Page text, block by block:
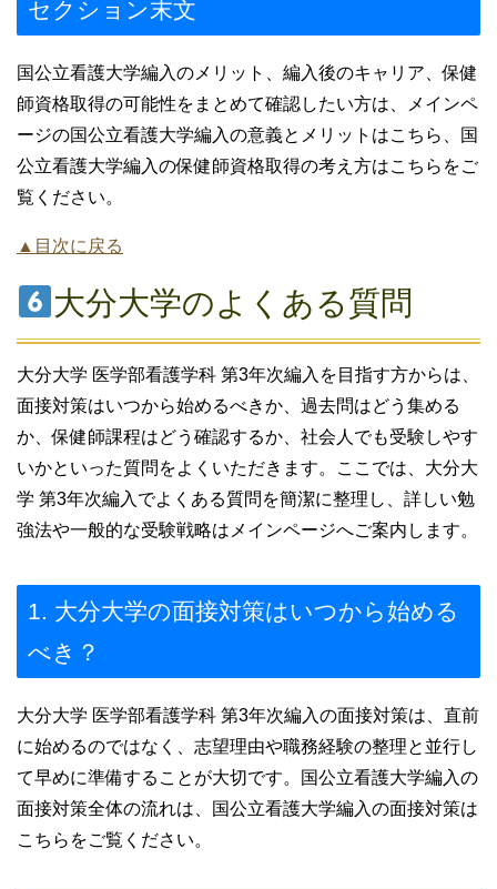
セクション末文
国公立看護大学編入のメリット、編入後のキャリア、保健
師資格取得の可能性をまとめて確認したい方は、メインペ
ージの国公立看護大学編入の意義とメリットはこちら、国
公立看護大学編入の保健師資格取得の考え方はこちらをご
覧ください。
▲目次に戻る
大分大学のよくある質問
大分大学 医学部看護学科 第3年次編入を目指す方からは、
面接対策はいつから始めるべきか、過去問はどう集める
か、保健師課程はどう確認するか、社会人でも受験しやす
いかといった質問をよくいただきます。ここでは、大分大
学 第3年次編入でよくある質問を簡潔に整理し、詳しい勉
強法や一般的な受験戦略はメインページへご案内します。
1. 大分大学の面接対策はいつから始める
べき？
大分大学 医学部看護学科 第3年次編入の面接対策は、直前
に始めるのではなく、志望理由や職務経験の整理と並行し
て早めに準備することが大切です。国公立看護大学編入の
面接対策全体の流れは、国公立看護大学編入の面接対策は
こちらをご覧ください。